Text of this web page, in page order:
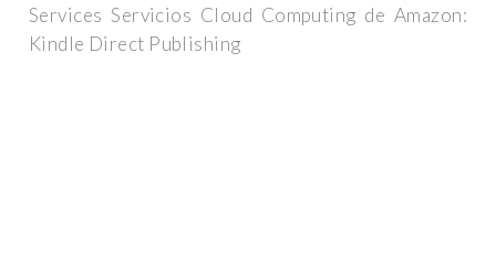
Services Servicios Cloud Computing de Amazon:
Kindle Direct Publishing